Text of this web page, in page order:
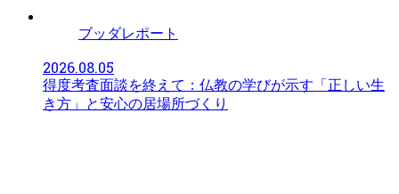
ブッダレポート
2026.08.05
得度考査面談を終えて：仏教の学びが示す「正しい生
き方」と安心の居場所づくり